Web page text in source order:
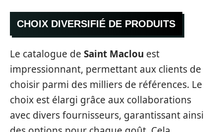
CHOIX DIVERSIFIÉ DE PRODUITS
Le catalogue de Saint Maclou est
impressionnant, permettant aux clients de
choisir parmi des milliers de références. Le
choix est élargi grâce aux collaborations
avec divers fournisseurs, garantissant ainsi